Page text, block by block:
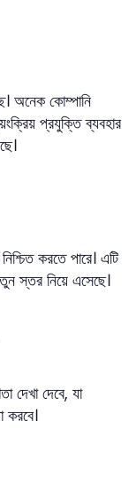
অনেক কোম্পানি
প্রযুক্তি ব্যবহার
করতে পারে। এটি
স্তর নিয়ে এসেছে।
দেখা দেবে, যা
করবে।